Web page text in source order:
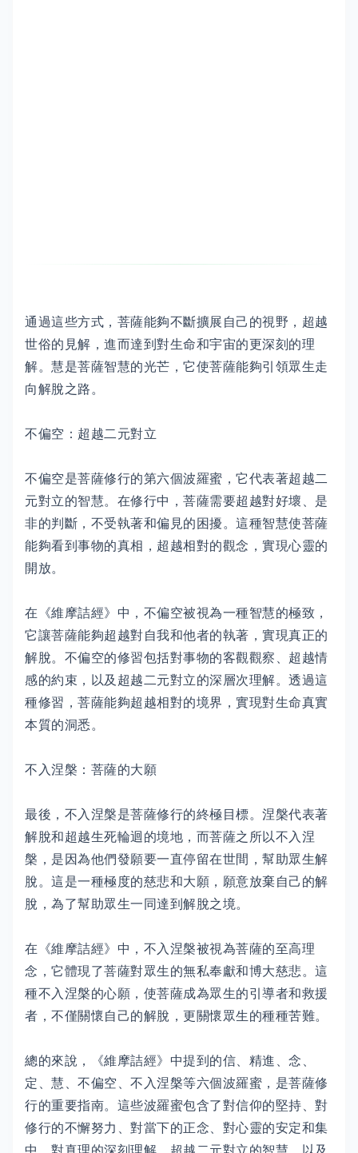
通過這些方式，菩薩能夠不斷擴展自己的視野，超越
世俗的見解，進而達到對生命和宇宙的更深刻的理
解。慧是菩薩智慧的光芒，它使菩薩能夠引領眾生走
向解脫之路。
不偏空：超越二元對立
不偏空是菩薩修行的第六個波羅蜜，它代表著超越二
元對立的智慧。在修行中，菩薩需要超越對好壞、是
非的判斷，不受執著和偏見的困擾。這種智慧使菩薩
能夠看到事物的真相，超越相對的觀念，實現心靈的
開放。
在《維摩詰經》中，不偏空被視為一種智慧的極致，
它讓菩薩能夠超越對自我和他者的執著，實現真正的
解脫。不偏空的修習包括對事物的客觀觀察、超越情
感的約束，以及超越二元對立的深層次理解。透過這
種修習，菩薩能夠超越相對的境界，實現對生命真實
本質的洞悉。
不入涅槃：菩薩的大願
最後，不入涅槃是菩薩修行的終極目標。涅槃代表著
解脫和超越生死輪迴的境地，而菩薩之所以不入涅
槃，是因為他們發願要一直停留在世間，幫助眾生解
脫。這是一種極度的慈悲和大願，願意放棄自己的解
脫，為了幫助眾生一同達到解脫之境。
在《維摩詰經》中，不入涅槃被視為菩薩的至高理
念，它體現了菩薩對眾生的無私奉獻和博大慈悲。這
種不入涅槃的心願，使菩薩成為眾生的引導者和救援
者，不僅關懷自己的解脫，更關懷眾生的種種苦難。
總的來說，《維摩詰經》中提到的信、精進、念、
定、慧、不偏空、不入涅槃等六個波羅蜜，是菩薩修
行的重要指南。這些波羅蜜包含了對信仰的堅持、對
修行的不懈努力、對當下的正念、對心靈的安定和集
中、對真理的深刻理解、超越二元對立的智慧，以及